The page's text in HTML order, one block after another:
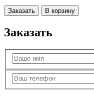
Заказать В корзину
Заказать